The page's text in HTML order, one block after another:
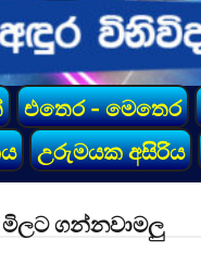
එතෙර - මෙතෙර
උරුමයක අසිරිය
ගන්නවාමලු